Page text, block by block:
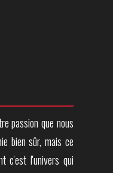
passion que nous
bien sûr, mais ce
c'est l'univers qui